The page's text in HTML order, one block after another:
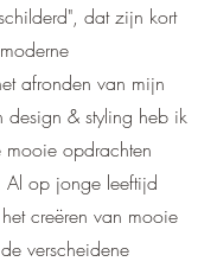
dat zijn kort
afronden van mijn
& styling heb ik
mooie opdrachten
Al op jonge leeftijd
creëren van mooie
verscheidene